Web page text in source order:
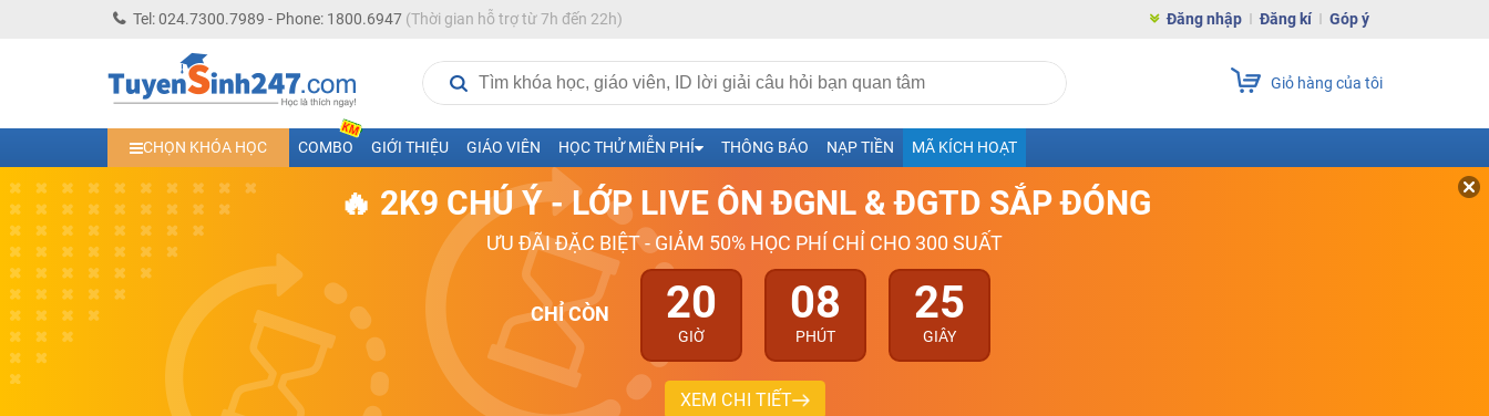
Tel: 024.7300.7989 - Phone: 1800.6947(Thời gian hỗ trợ từ 7h đến 22h) Đăng nhập Đăng kí Góp ý
Giỏ hàng của tôi
CHỌN KHÓA HỌC COMBO GIỚI THIỆU GIÁO VIÊN HỌC THỬ MIỄN PHÍ THÔNG BÁO NẠP TIỀN MÃ KÍCH HOẠT
🔥 2K9 CHÚ Ý - LỚP LIVE ÔN ĐGNL & ĐGTD SẮP ĐÓNG
ƯU ĐÃI ĐẶC BIỆT - GIẢM 50% HỌC PHÍ CHỈ CHO 300 SUẤT
CHỈ CÒN 20
GIỜ
08
PHÚT
24
GIÂY
XEM CHI TIẾT
Học trực tuyến lớp 10 các môn Toán - Lý - Hóa - Văn - Anh- Sinh-Sử-Địa cùng Thầy Cô giỏi, nổi tiếng
Học online trực tuyến cấp Tiểu học và THCS năm học 2026-2027
Học online lớp 5 cùng thầy cô giáo giỏi, nổi tiếng
Học online lớp 7 cùng thầy cô giáo giỏi
Học online lớp 6 cùng thầy cô giỏi, nổi tiếng
Học online lớp 8 cùng thầy cô giáo giỏi
2K13! Bứt Phá Lớp 5 Năm Học 2023 - 2024
Học online lớp 4 cùng thầy cô giáo giỏi, nổi tiếng